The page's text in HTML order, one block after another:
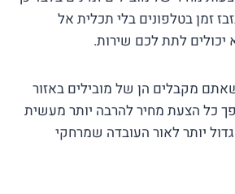
זמן בטלפונים בלי תכלית אל
יכולים לתת לכם שירות.
מקבלים הן של מובילים באזור
כל הצעת מחיר להרבה יותר מעשית
יותר לאור העובדה שמרחקי